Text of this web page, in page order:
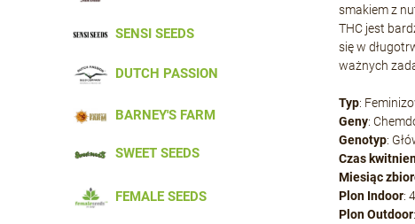
SENSI SEEDS
DUTCH PASSION
BARNEY'S FARM
SWEET SEEDS
FEMALE SEEDS
smakiem z
THC jest
się w
ważnych
Typ:
Geny:
Genotyp:
Czas
Miesiąc
Plon Indoor:
Plon Outdoor